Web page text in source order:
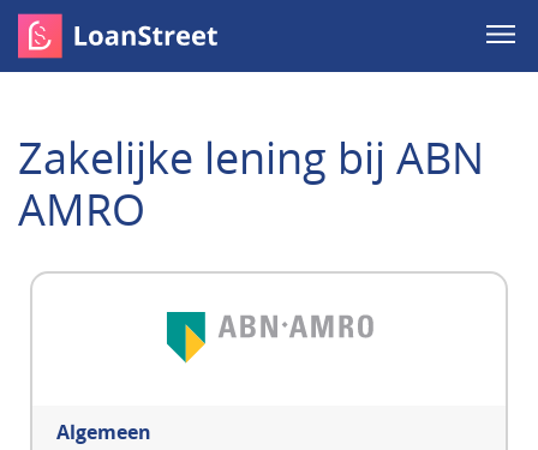
Zakelijke lening bij ABN
AMRO
Algemeen